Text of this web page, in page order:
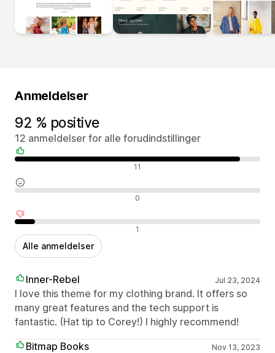
Anmeldelser
92 % positive
12 anmeldelser for alle forudindstillinger
Positive anmeldelser 11
Neutrale anmeldelser 0
Negative anmeldelser 1
Alle anmeldelser
Inner-Rebel Jul 23, 2024
I love this theme for my clothing brand. It offers so
many great features and the tech support is
fantastic. (Hat tip to Corey!) I highly recommend!
Bitmap Books
Nov 13, 2023